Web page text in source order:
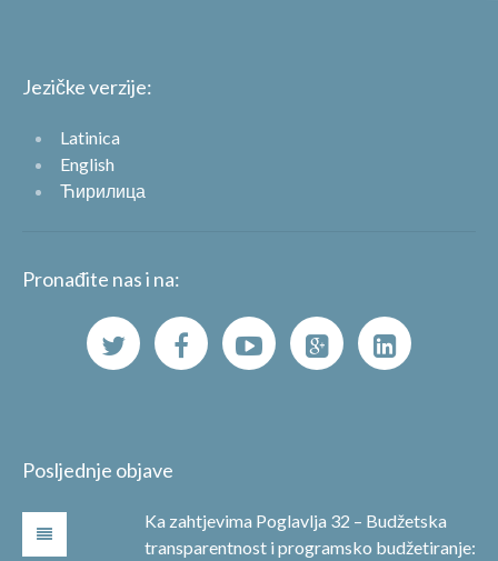
Jezičke verzije:
Latinica
English
Ћирилица
Pronađite nas i na:
Posljednje objave
Ka zahtjevima Poglavlja 32 – Budžetska
transparentnost i programsko budžetiranje: